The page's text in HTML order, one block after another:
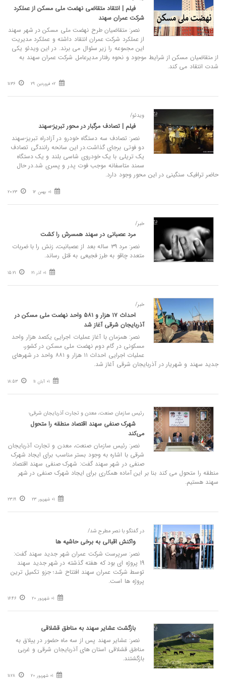
فیلم | انتقاد متقاضی نهضت ملی مسکن از عملکرد
شرکت عمران سهند
نصر: متقاضیان طرح نهضت ملی مسکن در شهر سهند
از عملکرد شرکت عمران انتقاد داشته و عملکرد مدیریت
این مجموعه را زیر سئوال می برند. در این ویدئو یکی
از متقاضیان مسکن از شرایط موجود و نحوه رفتار مدیرعامل شرکت عمران سهند به
شدت انتقاد می کند.
02 فروردین 29 11:36
ویدئو/
فیلم | تصادف مرگبار در محور تبریز-سهند
نصر: تصادف سه دستگاه خودرو در آزادراه تبریز-سهند
دو فوتی برجای گذاشت.در این سانحه رانندگی تصادف
یک تریلی با یک خودروی شاسی بلند و یک دستگاه
سمند متاسفانه موجب فوت پدر و پسری شد.در حال
حاضر ترافیک سنگینی در این محور وجود دارد.
01 بهمن 12 20:23
خبر/
مرد عصبانی در سهند همسرش را کشت
نصر: مرد ۳۹ ساله بعد از عصبانیت، زنش را با ضربات
متعدد چاقو به طرز فجیعی به قتل رساند.
01 آذر 21 15:21
خبر/
احداث ۱۷ هزار و ۵۸۱ واحد نهضت ملی مسکن در
آذربایجان شرقی آغاز شد
نصر: همزمان با آغاز عملیات اجرایی یکصد هزار واحد
مسکونی در گام دوم نهضت ملی مسکن در کشور،
عملیات اجرایی احداث ۱۱ هزار و ۸۸۱ واحد در شهرهای
جدید سهند و شهریار در آذربایجان شرقی آغاز شد.
01 آبان 11 18:53
رئیس سازمان صنعت، معدن و تجارت آذربایجان شرقی؛
شهرک صنفی سهند اقتصاد منطقه را متحول
می‌کند
نصر: رئیس سازمان صنعت، معدن و تجارت آذربایجان
شرقی با اشاره به وجود بستر مناسب برای ایجاد شهرک
صنفی در شهر سهند گفت: شهرک صنفی سهند اقتصاد
منطقه را متحول می کند بنا بر این آماده همکاری برای ایجاد شهرک صنفی در شهر
سهند هستیم.
01 شهریور 23 23:19
در گفتگو با نصر مطرح شد/
واکنش اقبالی به برخی حاشیه ها
نصر: سرپرست شرکت عمران شهر جدید سهند گفت:
19 پروژه ای بود که هفته گذشته در شهر جدید سهند
توسط شرکت عمران سهند افتتاح شد؛ جزو تکمیل ترین
پروژه ها است.
01 شهریور 20 16:46
بازگشت عشایر سهند به مناطق قشلاقی
نصر: عشایر سهند پس از سه ماه حضور در ییلاق به
مناطق قشلاقی استان های آذربایجان شرقی و غربی
بازگشتند.
01 شهریور 20 11:28